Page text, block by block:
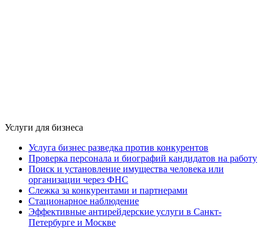
Услуги для бизнеса
Услуга бизнес разведка против конкурентов
Проверка персонала и биографий кандидатов на работу
Поиск и установление имущества человека или
организации через ФНС
Слежка за конкурентами и партнерами
Стационарное наблюдение
Эффективные антирейдерские услуги в Санкт-
Петербурге и Москве